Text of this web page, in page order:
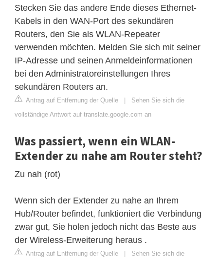
Stecken Sie das andere Ende dieses Ethernet-
Kabels in den WAN-Port des sekundären
Routers, den Sie als WLAN-Repeater
verwenden möchten. Melden Sie sich mit seiner
IP-Adresse und seinen Anmeldeinformationen
bei den Administratoreinstellungen Ihres
sekundären Routers an.
Antrag auf Entfernung der Quelle | Sehen Sie sich die
vollständige Antwort auf translate.google.com an
Was passiert, wenn ein WLAN-
Extender zu nahe am Router steht?
Zu nah (rot)
Wenn sich der Extender zu nahe an Ihrem
Hub/Router befindet, funktioniert die Verbindung
zwar gut, Sie holen jedoch nicht das Beste aus
der Wireless-Erweiterung heraus .
Antrag auf Entfernung der Quelle | Sehen Sie sich die